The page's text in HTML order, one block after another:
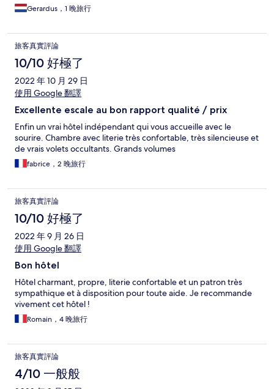
Gerardus，1 晚旅行
旅客真實評論
10/10 好極了
2022 年 10 月 29 日
使用 Google 翻譯
Excellente escale au bon rapport qualité / prix
Enfin un vrai hôtel indépendant qui vous accueille avec le
sourire. Chambre avec literie très confortable, très silencieuse et
de vrais volets occultants. Grands volumes
fabrice，2 晚旅行
旅客真實評論
10/10 好極了
2022 年 9 月 26 日
使用 Google 翻譯
Bon hôtel
Hôtel charmant, propre, literie confortable et un patron très
sympathique et à disposition pour toute aide. Je recommande
vivement cet hôtel !
Romain，4 晚旅行
旅客真實評論
4/10 一般般